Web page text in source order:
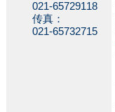
021-65729118
传真：
021-65732715